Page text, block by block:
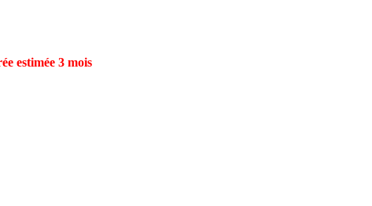
estimée 3 mois